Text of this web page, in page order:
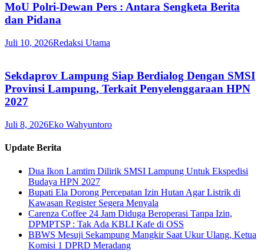
MoU Polri-Dewan Pers : Antara Sengketa Berita
dan Pidana
Juli 10, 2026Redaksi Utama
Sekdaprov Lampung Siap Berdialog Dengan SMSI
Provinsi Lampung, Terkait Penyelenggaraan HPN
2027
Juli 8, 2026Eko Wahyuntoro
Update Berita
Dua Ikon Lamtim Dilirik SMSI Lampung Untuk Ekspedisi
Budaya HPN 2027
Bupati Ela Dorong Percepatan Izin Hutan Agar Listrik di
Kawasan Register Segera Menyala
Carenza Coffee 24 Jam Diduga Beroperasi Tanpa Izin,
DPMPTSP : Tak Ada KBLI Kafe di OSS
BBWS Mesuji Sekampung Mangkir Saat Ukur Ulang, Ketua
Komisi 1 DPRD Meradang